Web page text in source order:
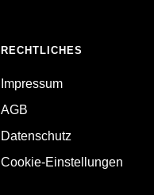
RECHTLICHES
Impressum
AGB
Datenschutz
Cookie-Einstellungen